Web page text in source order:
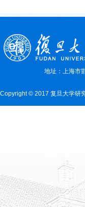
地址：上海市
Copyright © 2017 复旦大学研